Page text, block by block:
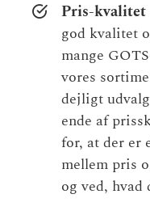
Pris-kvalitet
god kvalitet
mange
vores
dejligt
ende af
for, at der er
mellem pris
og ved,